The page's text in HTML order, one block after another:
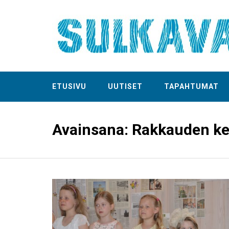
ETUSIVU UUTISET TAPAHTUMAT
Avainsana: Rakkauden